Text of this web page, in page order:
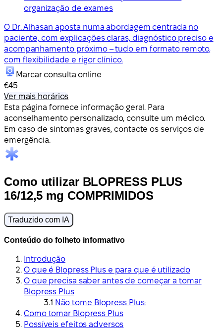
organização de exames
O Dr. Alhasan aposta numa abordagem centrada no
paciente, com explicações claras, diagnóstico preciso e
acompanhamento próximo – tudo em formato remoto,
com flexibilidade e rigor clínico.
Marcar consulta online
€45
Ver mais horários
Esta página fornece informação geral. Para
aconselhamento personalizado, consulte um médico.
Em caso de sintomas graves, contacte os serviços de
emergência.
Como utilizar BLOPRESS PLUS
16/12,5 mg COMPRIMIDOS
Traduzido com IA
Conteúdo do folheto informativo
Introdução
O que é Blopress Plus e para que é utilizado
O que precisa saber antes de começar a tomar
Blopress Plus
Não tome Blopress Plus:
Como tomar Blopress Plus
Possíveis efeitos adversos